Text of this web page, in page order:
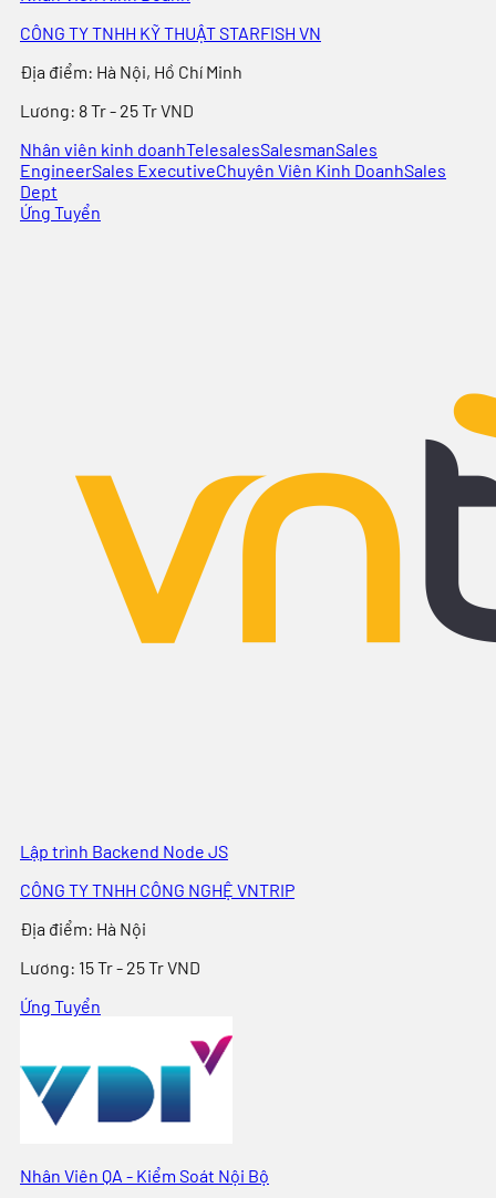
CÔNG TY TNHH KỸ THUẬT STARFISH VN
Địa điểm: Hà Nội, Hồ Chí Minh
Lương: 8 Tr - 25 Tr VND
Nhân viên kinh doanhTelesalesSalesmanSales
EngineerSales ExecutiveChuyên Viên Kinh DoanhSales
Dept
Ứng Tuyển
Lập trình Backend Node JS
CÔNG TY TNHH CÔNG NGHỆ VNTRIP
Địa điểm: Hà Nội
Lương: 15 Tr - 25 Tr VND
Ứng Tuyển
Nhân Viên QA - Kiểm Soát Nội Bộ